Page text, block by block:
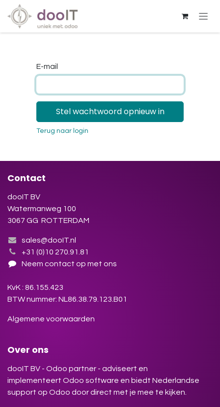
Overslaan naar inhoud
E-mail
Stel wachtwoord opnieuw in
Terug naar login
Contact
dooIT BV
Watermanweg 100
3067 GG ROTTERDAM
sales@dooIT.nl
+31 (0)10 270.91.81
Neem contact op met ons
KvK : 86.155.423
BTW nummer: NL86.38.79.123.B01
Algemene voorwaarden
Over ons
dooIT BV - Odoo partner - adviseert en
implementeert Odoo software en biedt Nederlandse
support op Odoo door direct met je mee te kijken.